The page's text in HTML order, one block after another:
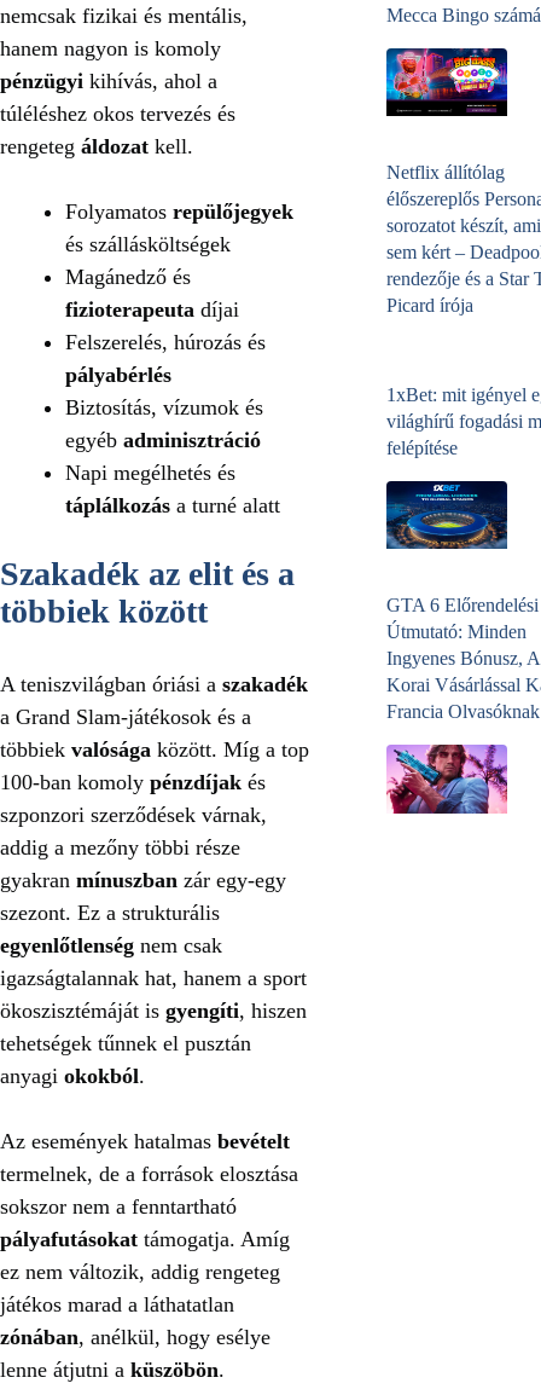
nemcsak fizikai és mentális,
hanem nagyon is komoly
pénzügyi kihívás, ahol a
túléléshez okos tervezés és
rengeteg áldozat kell.
Folyamatos repülőjegyek
és szállásköltségek
Magánedző és
fizioterapeuta díjai
Felszerelés, húrozás és
pályabérlés
Biztosítás, vízumok és
egyéb adminisztráció
Napi megélhetés és
táplálkozás a turné alatt
Szakadék az elit és a
többiek között
A teniszvilágban óriási a szakadék
a Grand Slam-játékosok és a
többiek valósága között. Míg a top
100-ban komoly pénzdíjak és
szponzori szerződések várnak,
addig a mezőny többi része
gyakran mínuszban zár egy-egy
szezont. Ez a strukturális
egyenlőtlenség nem csak
igazságtalannak hat, hanem a sport
ökoszisztémáját is gyengíti, hiszen
tehetségek tűnnek el pusztán
anyagi okokból.
Az események hatalmas bevételt
termelnek, de a források elosztása
sokszor nem a fenntartható
pályafutásokat támogatja. Amíg
ez nem változik, addig rengeteg
játékos marad a láthatatlan
zónában, anélkül, hogy esélye
lenne átjutni a küszöbön.
Mecca Bingo
Netflix állítólag
élőszereplős
sorozatot készít,
sem kért –
rendezője és a Star
Picard írója
1xBet: mit igényel
világhírű fogadási
felépítése
GTA 6 Előrendelési
Útmutató: Minden
Ingyenes Bónusz,
Korai Vásárlással
Francia Olvasóknak